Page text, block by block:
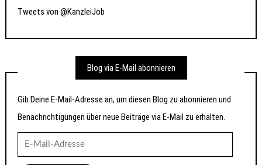
Tweets von @KanzleiJob
Blog via E-Mail abonnieren
Gib Deine E-Mail-Adresse an, um diesen Blog zu abonnieren und
Benachrichtigungen über neue Beiträge via E-Mail zu erhalten.
Mail-